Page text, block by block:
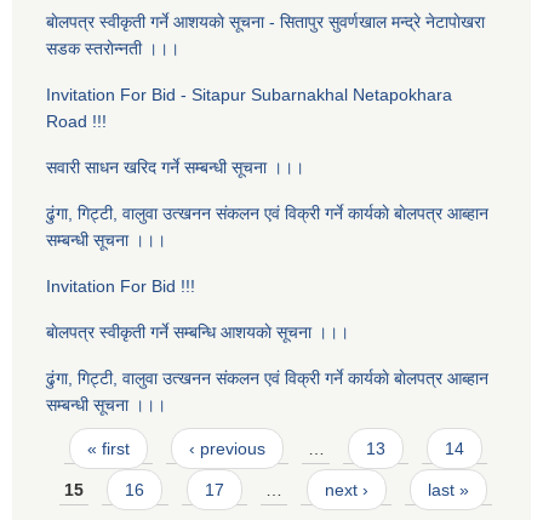
बाेलपत्र स्वीकृती गर्ने आशयकाे सूचना - सितापुर सुवर्णखाल मन्द्रे नेटापाेखरा
सडक स्तराेन्नती ।।।
Invitation For Bid - Sitapur Subarnakhal Netapokhara
Road !!!
सवारी साधन खरिद गर्ने सम्बन्धी सूचना ।।।
ढुंगा, गिट्टी, वालुवा उत्खनन संकलन एवं विक्री गर्ने कार्यकाे बाेलपत्र आब्हान
सम्बन्धी सूचना ।।।
Invitation For Bid !!!
बाेलपत्र स्वीकृती गर्ने सम्बन्धि आशयकाे सूचना ।।।
ढुंगा, गिट्टी, वालुवा उत्खनन संकलन एवं विक्री गर्ने कार्यकाे बाेलपत्र आब्हान
सम्बन्धी सूचना ।।।
Pages
« first ‹ previous … 13 14
15 16 17 … next › last »